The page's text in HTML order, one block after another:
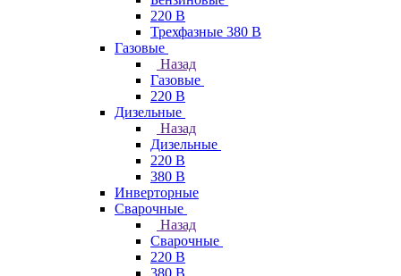
220 В
Трехфазные 380 В
Газовые
Назад
Газовые
220 В
Дизельные
Назад
Дизельные
220 В
380 В
Инверторные
Сварочные
Назад
Сварочные
220 В
380 В